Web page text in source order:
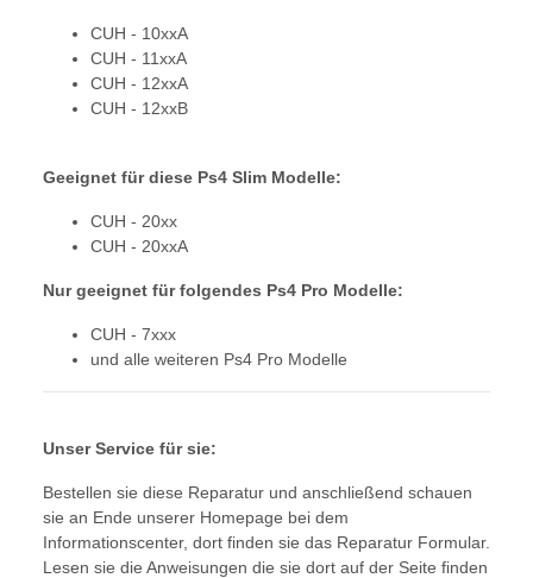
CUH - 10xxA
CUH - 11xxA
CUH - 12xxA
CUH - 12xxB
Geeignet für diese Ps4 Slim Modelle:
CUH - 20xx
CUH - 20xxA
Nur geeignet für folgendes Ps4 Pro Modelle:
CUH - 7xxx
und alle weiteren Ps4 Pro Modelle
Unser Service für sie:
Bestellen sie diese Reparatur und anschließend schauen
sie an Ende unserer Homepage bei dem
Informationscenter, dort finden sie das Reparatur Formular.
Lesen sie die Anweisungen die sie dort auf der Seite finden